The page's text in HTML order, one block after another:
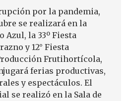
por la pandemia,
se realizará en la
Azul, la 33º Fiesta
y 12° Fiesta
Frutihortícola,
ferias productivas,
y espectáculos. El
se realizó en la Sala de